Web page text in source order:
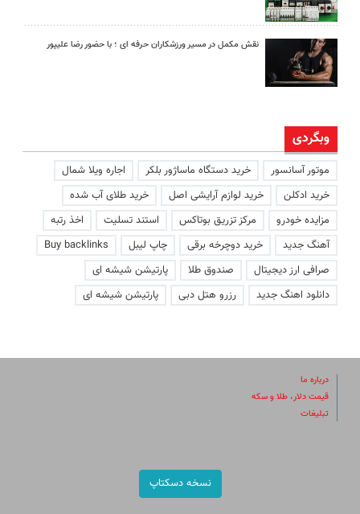
نقش مکمل در مسیر ورزشکاران حرفه ای ؛ با حضور رضا علیپور
وبگردی
موتور آسانسور خرید دستگاه ماساژور بلکر
اجاره ویلا شمال
خرید ادکلن
خرید لوازم آرایشی اصل
خرید طلای آب شده
مزایده خودرو
مرکز تزریق بوتاکس استند تسلیت
اخذ رتبه
آهنگ جدید
خرید دوچرخه برقی چاپ لیبل
Buy backlinks
صرافی ارز دیجیتال
صندوق طلا
پارتیشن شیشه ای
دانلود اهنگ جدید
رزرو هتل دبی پارتیشن شیشه ای
درباره ما
قیمت دلار، طلا و سکه
تبلیغات
نسخه دسکتاپ